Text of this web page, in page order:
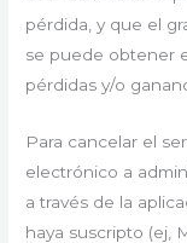
pérdida, y que el
se puede obtener
pérdidas y/o
Para cancelar el
electrónico a
a través de la
haya suscripto (ej,